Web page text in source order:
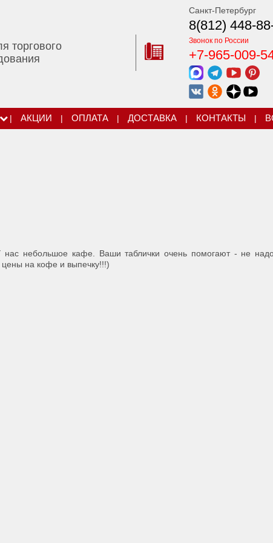
торгового
Санкт-Петербург
8(812) 448-
Звонок по России
+7-965-009-
| АКЦИИ | ОПЛАТА | ДОСТАВКА | КОНТАКТЫ |
нас небольшое кафе. Ваши таблички очень помогают - не
цены на кофе и выпечку!!!)